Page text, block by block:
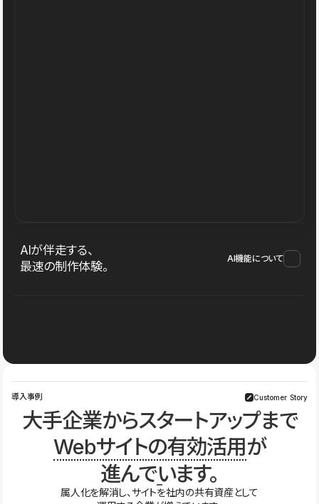
AIが伴走する、
最速の制作体験。
AI機能について
導入事例 Customer Story
大手企業からスタートアップまで
Webサイトの有効活用が
進んでいます。
属人化を解消し、サイトを社内の共有資産として